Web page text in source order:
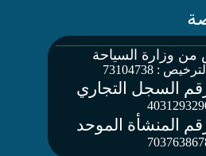
وزارة السياحة
: 73104738
السجل التجاري
المنشأة الموحد